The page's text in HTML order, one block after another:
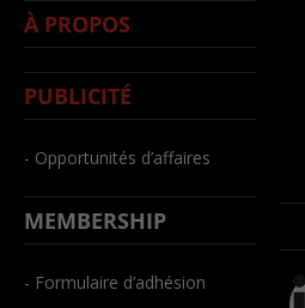
À PROPOS
PUBLICITÉ
- Opportunités d’affaires
MEMBERSHIP
- Formulaire d’adhésion